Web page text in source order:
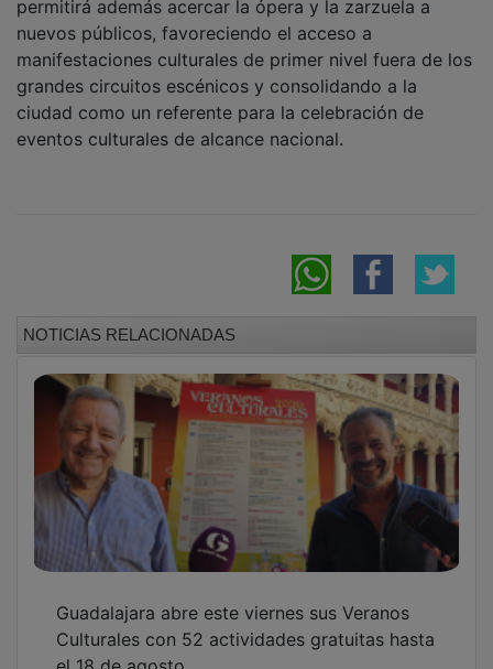
Guadalajara abre este viernes sus Veranos
Sigüenza vuelve a abrir las puertas del siglo
XIV en sus XXVII Jornadas Medievales